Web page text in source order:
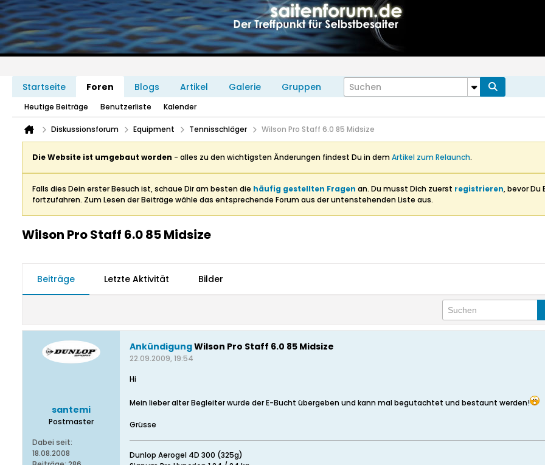
Startseite Foren Blogs Artikel Galerie Gruppen
Heutige Beiträge Benutzerliste Kalender
Diskussionsforum Equipment Tennisschläger Wilson Pro Staff 6.0 85 Midsize
Die Website ist umgebaut worden - alles zu den wichtigsten Änderungen findest Du in demArtikel zum Relaunch.
Falls dies Dein erster Besuch ist, schaue Dir am besten die häufig gestellten Fragen an. Du musst Dich zuerst registrieren, bevor Du
fortzufahren. Zum Lesen der Beiträge wähle das entsprechende Forum aus der untenstehenden Liste aus.
Wilson Pro Staff 6.0 85 Midsize
Beiträge Letzte Aktivität Bilder
santemi
Postmaster
Dabei seit:
18.08.2008
AnkündigungWilson Pro Staff 6.0 85 Midsize
22.09.2009, 19:54
Hi
Mein lieber alter Begleiter wurde der E-Bucht übergeben und kann mal begutachtet und bestaunt werden!
Grüsse
Dunlop Aerogel 4D 300 (325g)